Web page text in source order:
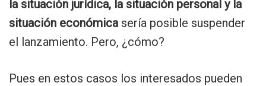
la situación jurídica, la situación personal y la
situación económica sería posible suspender
el lanzamiento. Pero, ¿cómo?
Pues en estos casos los interesados pueden